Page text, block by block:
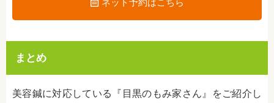
ネット予約はこちら
まとめ
美容鍼に対応している『目黒のもみ家さん』をご紹介し